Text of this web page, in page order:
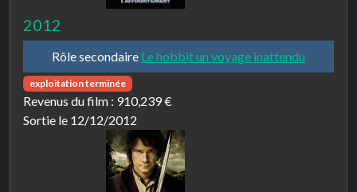
2012
Rôle secondaire Le hobbit un voyage inattendu
exploitation terminée
Revenus du film : 910,239 €
Sortie le 12/12/2012